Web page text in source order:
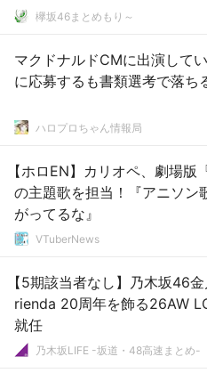
欅坂46まとめもり～
マクドナルドCMに出演して
に応募するも書類選考で落ち
ハロプロちゃん情報局
【ホロEN】カリオペ、劇場
の主題歌を担当！『アニソン
がってるな』
VTuberNews
【5期該当者なし】乃木坂46金
rienda 20周年を飾る26AW
就任
乃木坂LIFE -坂道・48高速まとめ-